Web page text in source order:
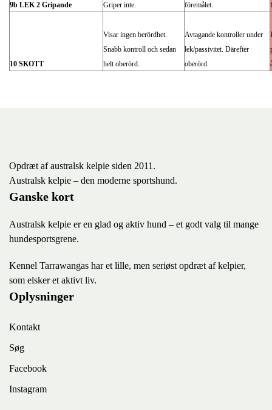
9b LEK 2 Gripande Griper inte.
föremålet.
10 SKOTT
Visar ingen berördhet.
Snabb kontroll och sedan
helt oberörd.
Avtagande kontroller under
lek/passivitet. Därefter
oberörd.
Opdræt af australsk kelpie siden 2011.
Australsk kelpie – den moderne sportshund.
Ganske kort
Australsk kelpie er en glad og aktiv hund – et godt valg til mange
hundesportsgrene.
Kennel Tarrawangas har et lille, men seriøst opdræt af kelpier,
som elsker et aktivt liv.
Oplysninger
Kontakt
Søg
Facebook
Instagram